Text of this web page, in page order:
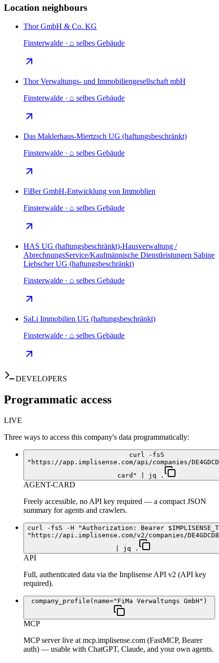
Location neighbours
Thor GmbH & Co. KG
Finsterwalde · ⌂ selbes Gebäude
Thor Verwaltungs- und Immobiliengesellschaft mbH
Finsterwalde · ⌂ selbes Gebäude
Das Maklerhaus-Miertzsch UG (haftungsbeschränkt)
Finsterwalde · ⌂ selbes Gebäude
FiBer GmbH-Entwicklung von Immoblien
Finsterwalde · ⌂ selbes Gebäude
HAS UG (haftungsbeschränkt)-Hausverwaltung /
AbrechnungsService/Kaufmännische Dienstleistungen Sabine
Liebscher UG (haftungsbeschränkt)
Finsterwalde · ⌂ selbes Gebäude
SaLi Immobilien UG (haftungsbeschränkt)
Finsterwalde · ⌂ selbes Gebäude
DEVELOPERS
Programmatic access
LIVE
Three ways to access this company's data programmatically:
curl -fsS
"https://app.implisense.com/api/companies/
card" | jq .
AGENT-CARD
Freely accessible, no API key required — a compact JSON
summary for agents and crawlers.
curl -fsS -H "Authorization: Bearer
"https://api.implisense.com/v2/companies/
| jq .
API
Full, authenticated data via the Implisense API v2 (API key
required).
company_profile(name="FiMa Verwaltungs GmbH")
MCP
MCP server live at mcp.implisense.com (FastMCP, Bearer
auth) — usable with ChatGPT, Claude, and your own agents.